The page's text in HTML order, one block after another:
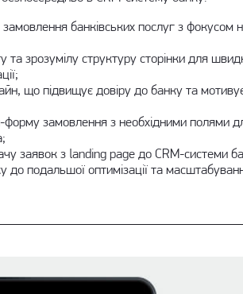
банківських послуг з фокусом
та зрозумілу структуру сторінки для
, що підвищує довіру до банку та
форму замовлення з необхідними полями
заявок з landing page до CRM-системи
до подальшої оптимізації та